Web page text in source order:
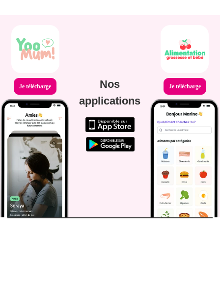
Je télécharge
Nos
applications
Je télécharge